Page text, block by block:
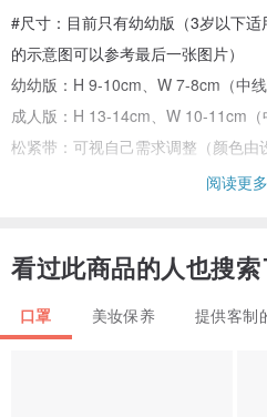
#尺寸：目前只有幼幼版（3岁以下
的示意图可以参考最后一张图片）
幼幼版：H 9-10cm、W 7-8cm（中线
成人版：H 13-14cm、W 10-11cm（
松紧带：可视自己需求调整（颜色由
#人手裁量车缝，尺寸误差难以避免
阅读更多
看过此商品的人也搜索
口罩 美妆保养 提供客制